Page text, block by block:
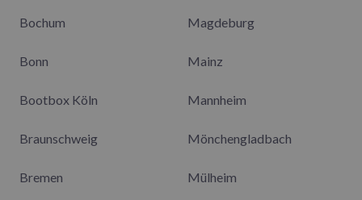
Bochum
Bonn
Bootbox Köln
Braunschweig
Bremen
Magdeburg
Mainz
Mannheim
Mönchengladbach
Mülheim